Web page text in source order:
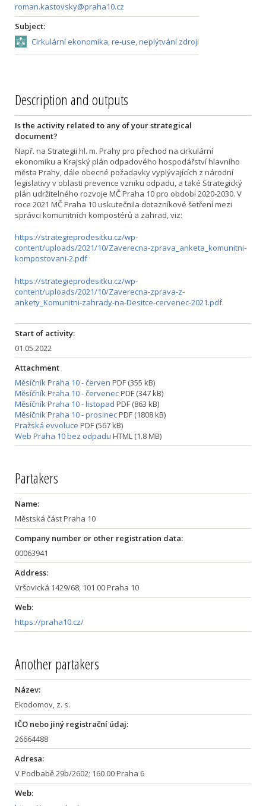
roman.kastovsky@praha10.cz
Subject:
Cirkulární ekonomika, re-use, neplýtvání zdroji
Description and outputs
Is the activity related to any of your strategical
document?
Např. na Strategii hl. m. Prahy pro přechod na cirkulární
ekonomiku a Krajský plán odpadového hospodářství hlavního
města Prahy, dále obecné požadavky vyplývajících z národní
legislativy v oblasti prevence vzniku odpadu, a také Strategický
plán udržitelného rozvoje MČ Praha 10 pro období 2020-2030. V
roce 2021 MČ Praha 10 uskutečnila dotazníkové šetření mezi
správci komunitních kompostérů a zahrad, viz:
https://strategieprodesitku.cz/wp-
content/uploads/2021/10/Zaverecna-zprava_anketa_komunitni-
kompostovani-2.pdf
https://strategieprodesitku.cz/wp-
content/uploads/2021/10/Zaverecna-zprava-z-
ankety_Komunitni-zahrady-na-Desitce-cervenec-2021.pdf.
Start of activity:
01.05.2022
Attachment
Měsíčník Praha 10 - červen PDF (355 kB)
Měsíčník Praha 10 - červenecPDF (347 kB)
Měsíčník Praha 10 - listopad PDF (863 kB)
Měsíčník Praha 10 - prosinecPDF (1808 kB)
Pražská evvoluce PDF (567 kB)
Web Praha 10 bez odpadu HTML (1.8 MB)
Partakers
Name:
Městská část Praha 10
Company number or other registration data:
00063941
Address:
Vršovická 1429/68; 101 00 Praha 10
Web:
https://praha10.cz/
Another partakers
Název:
Ekodomov, z. s.
IČO nebo jiný registrační údaj:
26664488
Adresa:
V Podbabě 29b/2602; 160 00 Praha 6
Web: